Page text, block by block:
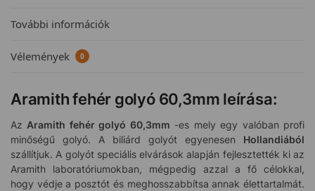
További információk
Vélemények 0
Aramith fehér golyó 60,3mm leírása:
Az Aramith fehér golyó 60,3mm -es mely egy valóban profi
minőségű golyó. A biliárd golyót egyenesen Hollandiából
szállítjuk. A golyót speciális elvárások alapján fejlesztették ki az
Aramith laboratóriumokban, mégpedig azzal a fő célokkal,
hogy védje a posztót és meghosszabbítsa annak élettartalmát.